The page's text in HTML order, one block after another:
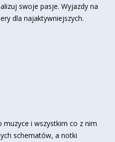
swoje pasje. Wyjazdy na
dla najaktywniejszych.
muzyce i wszystkim co z nim
schematów, a notki